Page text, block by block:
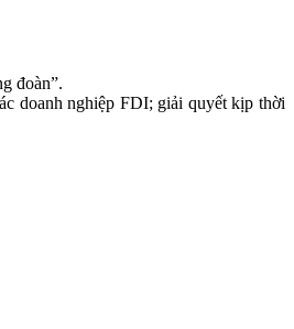
đoàn”.
doanh nghiệp FDI; giải quyết kịp thời